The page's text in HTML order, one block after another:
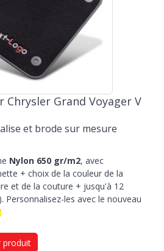
Chrysler Grand Voyager V
et brode sur mesure
Nylon 650 gr/m2, avec
+ choix de la couleur de la
et de la couture + jusqu'à 12
). Personnalisez-les avec le nouveau
produit